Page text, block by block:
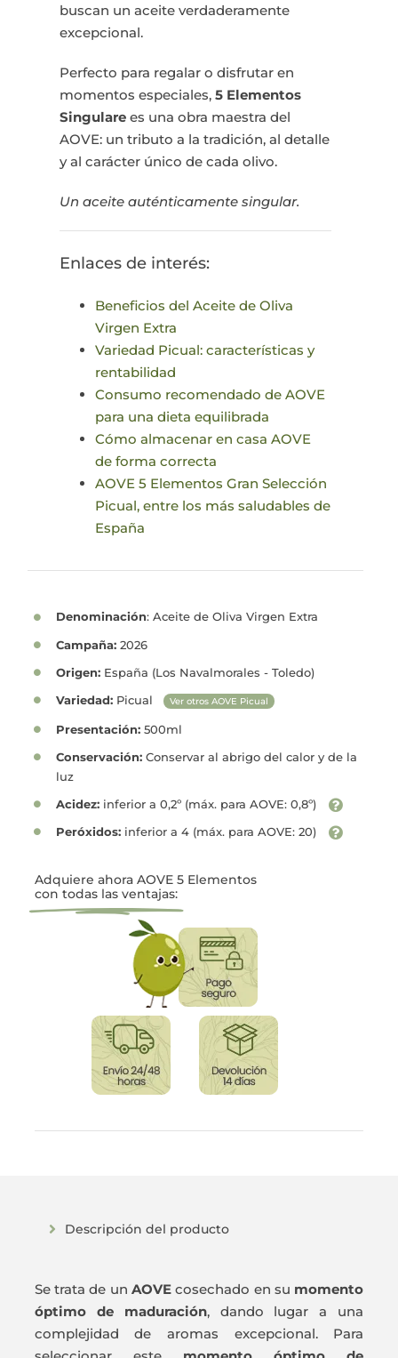
buscan un aceite verdaderamente
excepcional.
Perfecto para regalar o disfrutar en
momentos especiales,5 Elementos
Singulare es una obra maestra del
AOVE: un tributo a la tradición, al detalle
y al carácter único de cada olivo.
Un aceite auténticamente singular.
Enlaces de interés:
Beneficios del Aceite de Oliva
Virgen Extra
Variedad Picual: características y
rentabilidad
Consumo recomendado de AOVE
para una dieta equilibrada
Cómo almacenar en casa AOVE
de forma correcta
AOVE 5 Elementos Gran Selección
Picual, entre los más saludables de
España
Denominación: Aceite de Oliva Virgen Extra
Campaña:2026
Origen:España (Los Navalmorales - Toledo)
Variedad:Picual Ver otros AOVE Picual
Presentación:500ml
Conservación:Conservar al abrigo del calor y de la
luz
Acidez:inferior a 0,2º (máx. para AOVE: 0,8º)
Peróxidos:inferior a 4 (máx. para AOVE: 20)
Adquiere ahora AOVE 5 Elementos
con todas las ventajas:
Descripción del producto
Se trata de un AOVE cosechado en su momento
óptimo de maduración, dando lugar a una
complejidad de aromas excepcional. Para